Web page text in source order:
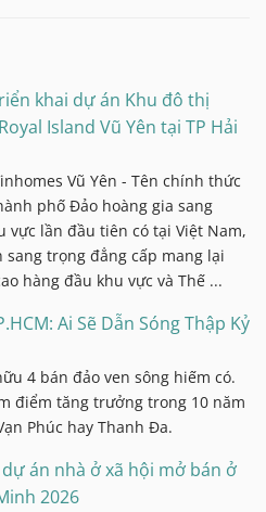
khai dự án Khu đô thị
Island Vũ Yên tại TP Hải
Vũ Yên - Tên chính thức
phố Đảo hoàng gia sang
vực lần đầu tiên có tại Việt Nam,
trọng đẳng cấp mang lại
hàng đầu khu vực và Thế ...
Ai Sẽ Dẫn Sóng Thập Kỷ
4 bán đảo ven sông hiếm có.
điểm tăng trưởng trong 10 năm
Phúc hay Thanh Đa.
án nhà ở xã hội mở bán ở
2026